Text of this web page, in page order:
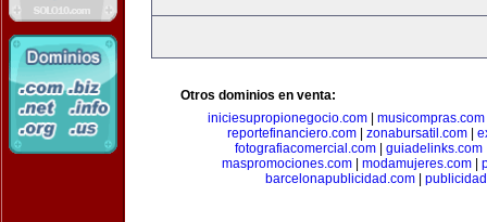
Otros dominios en venta:
iniciesupropionegocio.com
musicompras.com
reportefinanciero.com| zonabursatil.com|
fotografiacomercial.com
guiadelinks.com
maspromociones.com
modamujeres.com
barcelonapublicidad.com|